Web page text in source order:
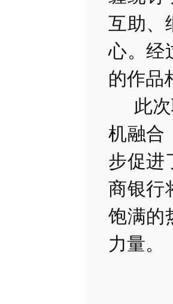
互助、
心。经
的作品
此
机融合
步促进
商银行
饱满的
力量。